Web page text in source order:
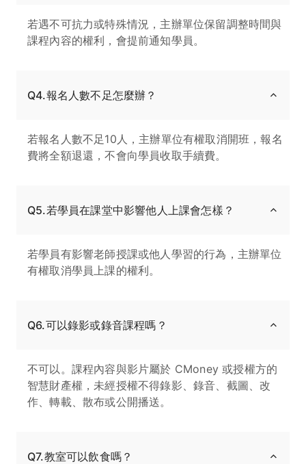
若遇不可抗力或特殊情況，主辦單位保留調整時間與
課程內容的權利，會提前通知學員。
Q4.報名人數不足怎麼辦？
若報名人數不足10人，主辦單位有權取消開班，報名
費將全額退還，不會向學員收取手續費。
Q5.若學員在課堂中影響他人上課會怎樣？
若學員有影響老師授課或他人學習的行為，主辦單位
有權取消學員上課的權利。
Q6.可以錄影或錄音課程嗎？
不可以。課程內容與影片屬於 CMoney 或授權方的
智慧財產權，未經授權不得錄影、錄音、截圖、改
作、轉載、散布或公開播送。
Q7.教室可以飲食嗎？